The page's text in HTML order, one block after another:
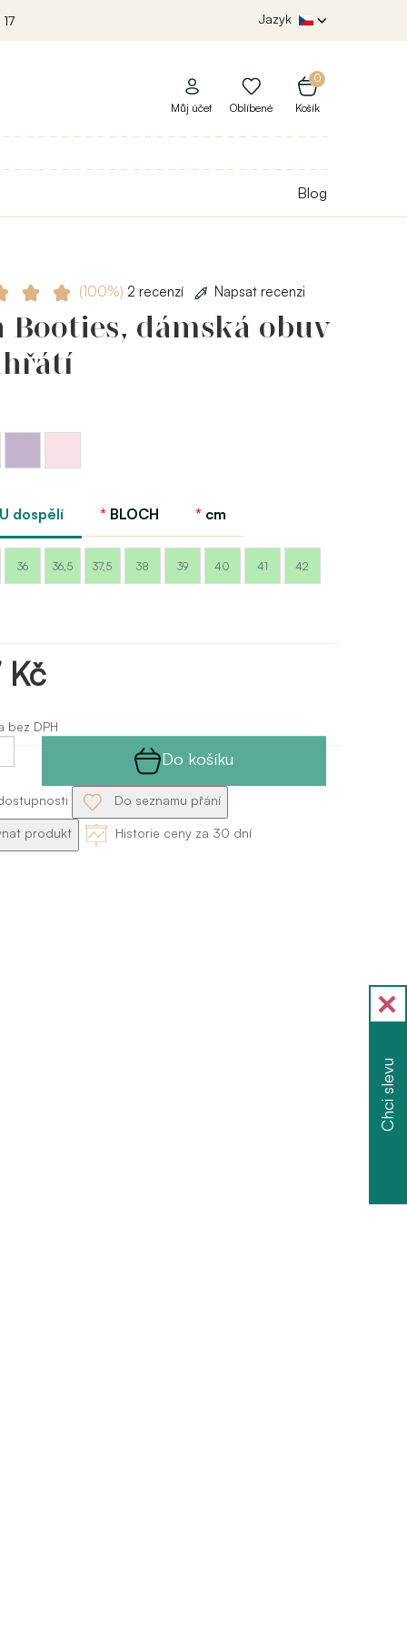
Jazyk
0
Košík
Můj účet Oblíbené
Blog
(100%) 2 recenzí Napsat recenzi
Booties, dámská obuv
Bloch
dospělí BLOCH cm
36 36,5 37,5 38 39 40 41 42
Kč
bez DPH
Do košíku
Do seznamu přání
produkt Historie ceny za 30 dní
Chci slevu